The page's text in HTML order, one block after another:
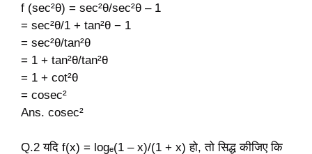
f (sec²θ) = sec²θ/sec²θ – 1
= sec²θ/1 + tan²θ − 1
= sec²θ/tan²θ
= 1 + tan²θ/tan²θ
= 1 + cot²θ
= cosec²
Ans. cosec²
Q.2 यदि f(x) = logₑ(1 – x)/(1 + x) हो, तो सिद्ध कीजिए कि